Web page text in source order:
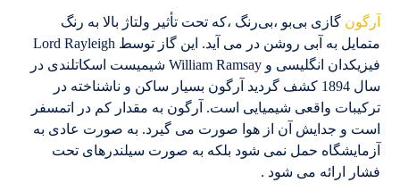
آرگون گازی بی‌بو ،بی‌رنگ ،که تحت تأثیر ولتاژ بالا به رنگ
متمایل به آبی روشن در می آید. این گاز توسط Lord Rayleigh
فیزیکدان انگلیسی و William Ramsay شیمیست اسکاتلندی در
سال 1894 کشف گردید آرگون بسیار ساکن و ناشناخته در
ترکیبات واقعی شیمیایی است. آرگون به مقدار کم در اتمسفر
است و جدایش آن از هوا صورت می گیرد. به صورت عادی به
آزمایشگاه حمل نمی شود بلکه به صورت سیلندرهای تحت
فشار ارائه می شود .